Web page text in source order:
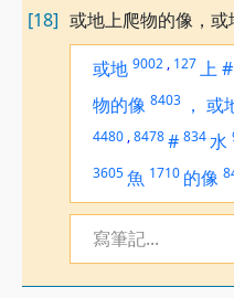
[18] 或地上爬物的像，或
或地 9002 , 127上#
物的像 8403 ， 或
4480 ,8478# 834水
3605魚 1710 的像
寫筆記...